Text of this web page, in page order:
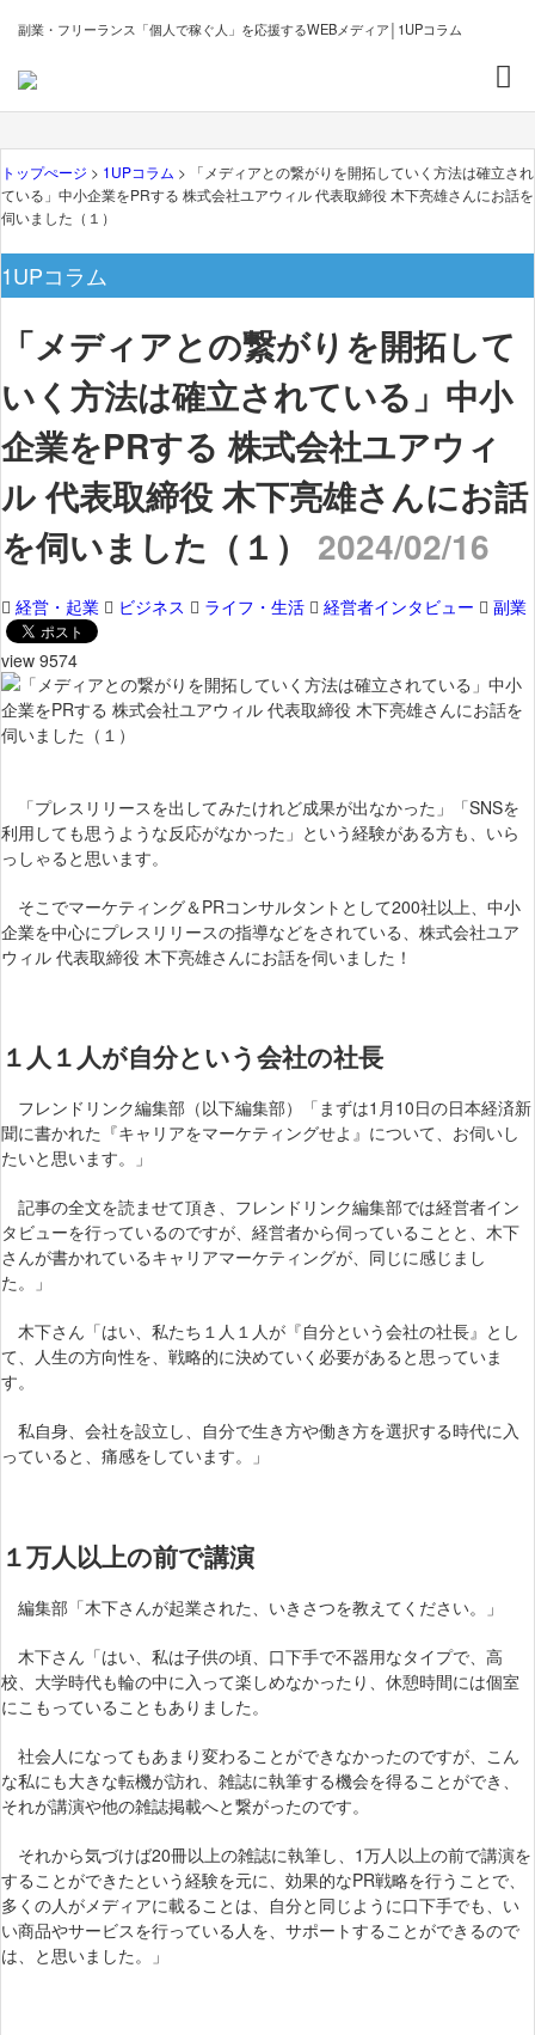
副業・フリーランス「個人で稼ぐ人」を応援するWEBメディア│1UPコラム
トップぺージ > 1UPコラム > 「メディアとの繋がりを開拓していく方法は確立され
ている」中小企業をPRする 株式会社ユアウィル 代表取締役 木下亮雄さんにお話を
伺いました（１）
1UPコラム
「メディアとの繋がりを開拓して
いく方法は確立されている」中小
企業をPRする 株式会社ユアウィ
ル 代表取締役 木下亮雄さんにお話
を伺いました（１） 2024/02/16
経営・起業 ビジネス ライフ・生活 経営者インタビュー 副業
view 9574
「プレスリリースを出してみたけれど成果が出なかった」「SNSを
利用しても思うような反応がなかった」という経験がある方も、いら
っしゃると思います。
そこでマーケティング＆PRコンサルタントとして200社以上、中小
企業を中心にプレスリリースの指導などをされている、株式会社ユア
ウィル 代表取締役 木下亮雄さんにお話を伺いました！
１人１人が自分という会社の社長
フレンドリンク編集部（以下編集部）「まずは1月10日の日本経済新
聞に書かれた『キャリアをマーケティングせよ』について、お伺いし
たいと思います。」
記事の全文を読ませて頂き、フレンドリンク編集部では経営者イン
タビューを行っているのですが、経営者から伺っていることと、木下
さんが書かれているキャリアマーケティングが、同じに感じまし
た。」
木下さん「はい、私たち１人１人が『自分という会社の社長』とし
て、人生の方向性を、戦略的に決めていく必要があると思っていま
す。
私自身、会社を設立し、自分で生き方や働き方を選択する時代に入
っていると、痛感をしています。」
１万人以上の前で講演
編集部「木下さんが起業された、いきさつを教えてください。」
木下さん「はい、私は子供の頃、口下手で不器用なタイプで、高
校、大学時代も輪の中に入って楽しめなかったり、休憩時間には個室
にこもっていることもありました。
社会人になってもあまり変わることができなかったのですが、こん
な私にも大きな転機が訪れ、雑誌に執筆する機会を得ることができ、
それが講演や他の雑誌掲載へと繋がったのです。
それから気づけば20冊以上の雑誌に執筆し、1万人以上の前で講演を
することができたという経験を元に、効果的なPR戦略を行うことで、
多くの人がメディアに載ることは、自分と同じように口下手でも、い
い商品やサービスを行っている人を、サポートすることができるので
は、と思いました。」